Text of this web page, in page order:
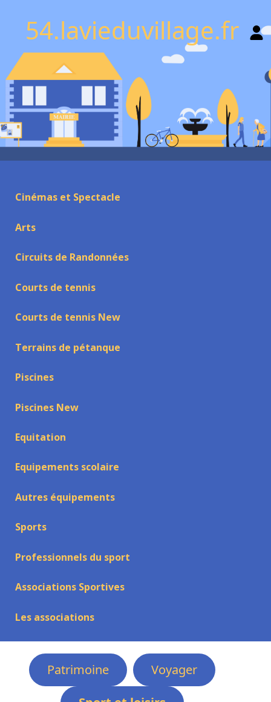
54.lavieduvillage.fr
Cinémas et Spectacle
Arts
Circuits de Randonnées
Courts de tennis
Courts de tennis New
Terrains de pétanque
Piscines
Piscines New
Equitation
Equipements scolaire
Autres équipements
Sports
Professionnels du sport
Associations Sportives
Les associations
Patrimoine
Voyager